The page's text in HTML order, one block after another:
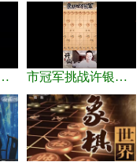
鑫，许银川激情讲解 市冠军挑战许银川，急进中兵变化真激烈！